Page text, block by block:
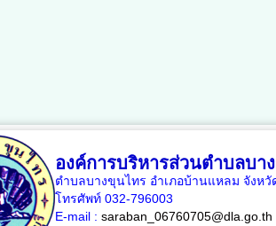
องค์การบริหารส่วนตำบลบา
ตำบลบางขุนไทร อำเภอบ้านแหลม จังหวั
โทรศัพท์ 032-796003
E-mail : saraban_06760705@dla.go.th